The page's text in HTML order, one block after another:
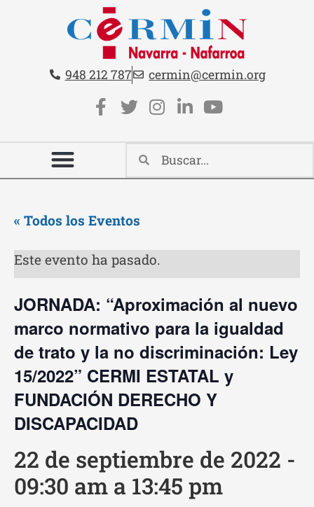
Contacto cabecera
Teléfono:
948 212 787 Email:
cermin@cermin.org
Redes sociales cabecera
« Todos los Eventos
Este evento ha pasado.
JORNADA: “Aproximación al nuevo
marco normativo para la igualdad
de trato y la no discriminación: Ley
15/2022” CERMI ESTATAL y
FUNDACIÓN DERECHO Y
DISCAPACIDAD
22 de septiembre de 2022 -
09:30 am a 13:45 pm